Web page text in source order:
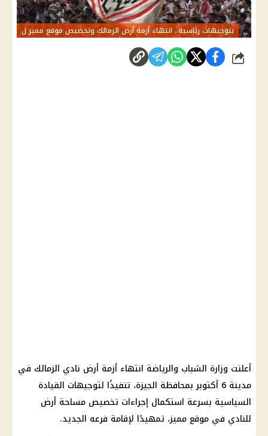
بتوجيهات رئاسية.. انتهاء أزمة أرض الزمالك وتخصيص موقع مميز ل
شارك
أعلنت وزارة الشباب والرياضة انتهاء أزمة أرض نادي الزمالك في
مدينة 6 أكتوبر بمحافظة الجيزة، تنفيذًا لتوجيهات القيادة
السياسية بسرعة استكمال إجراءات تخصيص مساحة أرض
للنادي في موقع مميز، تمهيدًا لإقامة فرعه الجديد.